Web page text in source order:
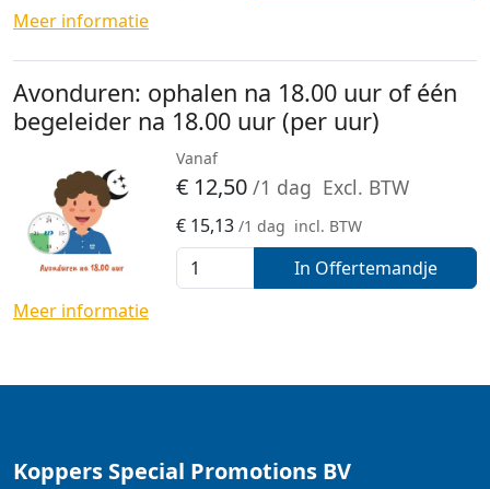
Meer informatie
Avonduren: ophalen na 18.00 uur of één
begeleider na 18.00 uur (per uur)
Vanaf
€ 12,50 /1 dag Excl. BTW
€ 15,13 /1 dag incl. BTW
In Offertemandje
Meer informatie
Koppers Special Promotions BV